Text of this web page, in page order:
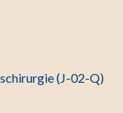
(J-02-Q)